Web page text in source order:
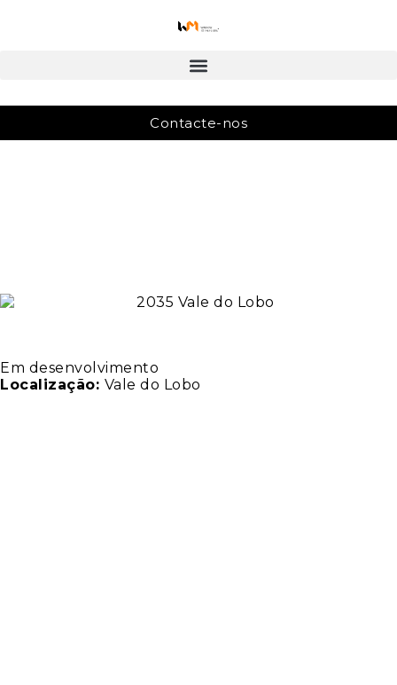
Contacte-nos
Em desenvolvimento
Localização: Vale do Lobo